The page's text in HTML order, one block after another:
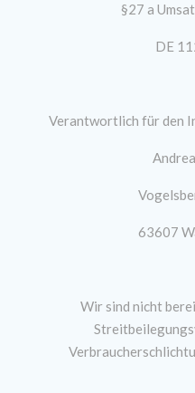
§27 a
DE
Verantwortlich für den
63607
Wir sind nicht